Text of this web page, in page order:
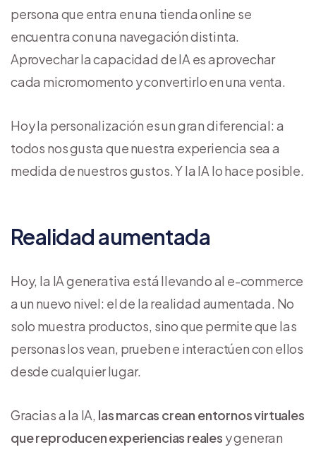
persona que entra en una tienda online se
encuentra con una navegación distinta.
Aprovechar la capacidad de IA es aprovechar
cada micromomento y convertirlo en una venta.
Hoy la personalización es un gran diferencial: a
todos nos gusta que nuestra experiencia sea a
medida de nuestros gustos. Y la IA lo hace posible.
Realidad aumentada
Hoy, la IA generativa está llevando al e-commerce
a un nuevo nivel: el de la realidad aumentada. No
solo muestra productos, sino que permite que las
personas los vean, prueben e interactúen con ellos
desde cualquier lugar.
Gracias a la IA, las marcas crean entornos virtuales
que reproducen experiencias reales y generan